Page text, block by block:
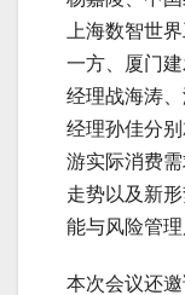
上海数智世
一方、厦门
经理战海涛
经理孙佳分
游实际消费
走势以及新
能与风险管理
本次会议还